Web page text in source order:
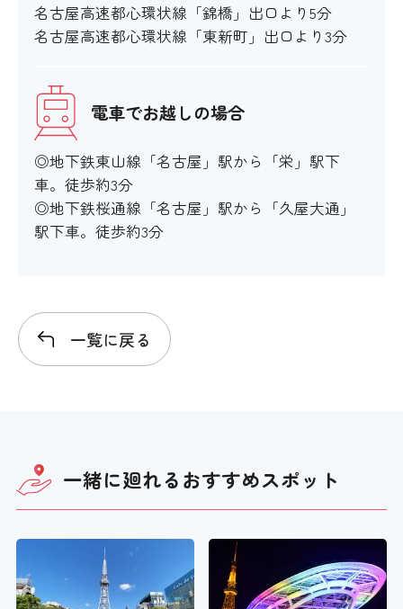
名古屋高速都心環状線「錦橋」出口より5分
名古屋高速都心環状線「東新町」出口より3分
電車でお越しの場合
◎地下鉄東山線「名古屋」駅から「栄」駅下
車。徒歩約3分
◎地下鉄桜通線「名古屋」駅から「久屋大通」
駅下車。徒歩約3分
一覧に戻る
一緒に廻れるおすすめスポット